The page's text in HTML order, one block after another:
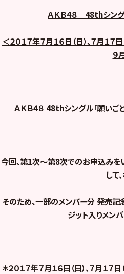
ＡＫＢ４８ 48thシン
＜２０１７年７月１６日（日）、７月１７日
９
ＡＫＢ４８ 48thシングル「願い
今回、第1次～第8次でのお申込みを
して
そのため、一部のメンバー分 発売記
ジット入りメン
＊２０１７年７月１６日（日）、７月１７日